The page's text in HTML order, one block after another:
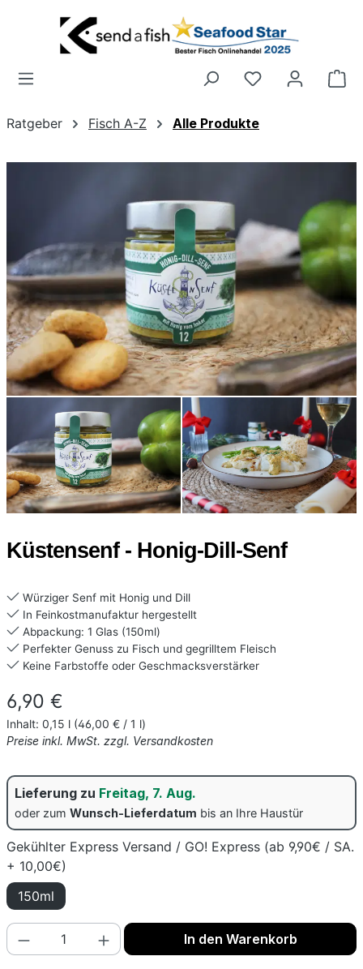
Zum Hauptinhalt springen
Ratgeber Fisch A-Z Alle Produkte
Küstensenf - Honig-Dill-Senf
Würziger Senf mit Honig und Dill
In Feinkostmanufaktur hergestellt
Abpackung: 1 Glas (150ml)
Perfekter Genuss zu Fisch und gegrilltem Fleisch
Keine Farbstoffe oder Geschmacksverstärker
Regulärer Preis:
6,90 €
Inhalt: 0,15 l (46,00 € / 1 l)
Preise inkl. MwSt. zzgl. Versandkosten
Lieferung zu Freitag, 7. Aug.
oder zum Wunsch-Lieferdatum bis an Ihre Haustür
Gekühlter Express Versand / GO! Express (ab 9,90€ / SA.
+ 10,00€)
150ml
Produkt Anzahl: Gib den gewünschten
In den Warenkorb